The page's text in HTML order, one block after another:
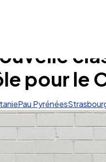
pour le